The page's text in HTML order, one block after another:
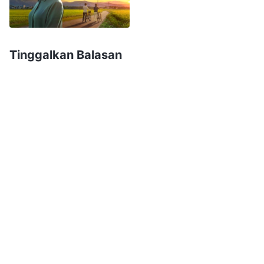
dan restoran yang sudah dibangunnya di kota!
Hebat sekali!" Aku sangat puas mendengar
"Senang sekali punya uang. Akhirnya aku bisa
Tinggalkan Balasan